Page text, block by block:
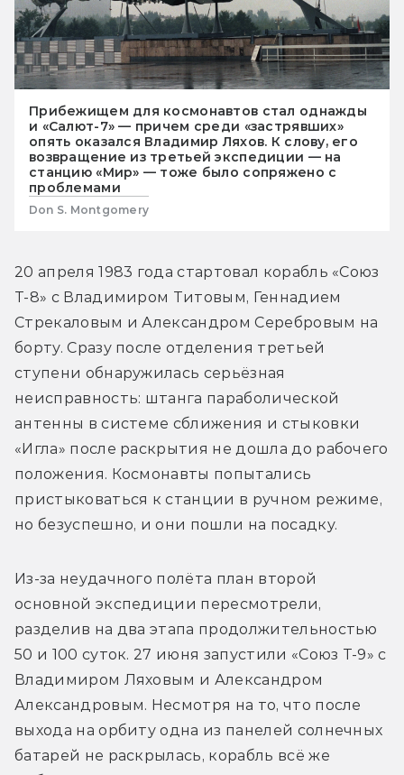
Прибежищем для космонавтов стал однажды
и «Салют-7» — причем среди «застрявших»
опять оказался Владимир Ляхов. К слову, его
возвращение из третьей экспедиции — на
станцию «Мир» — тоже было сопряжено с
проблемами
Don S. Montgomery
20 апреля 1983 года стартовал корабль «Союз
Т-8» с Владимиром Титовым, Геннадием
Стрекаловым и Александром Серебровым на
борту. Сразу после отделения третьей
ступени обнаружилась серьёзная
неисправность: штанга параболической
антенны в системе сближения и стыковки
«Игла» после раскрытия не дошла до рабочего
положения. Космонавты попытались
пристыковаться к станции в ручном режиме,
но безуспешно, и они пошли на посадку.
Из-за неудачного полёта план второй
основной экспедиции пересмотрели,
разделив на два этапа продолжительностью
50 и 100 суток. 27 июня запустили «Союз Т-9» с
Владимиром Ляховым и Александром
Александровым. Несмотря на то, что после
выхода на орбиту одна из панелей солнечных
батарей не раскрылась, корабль всё же